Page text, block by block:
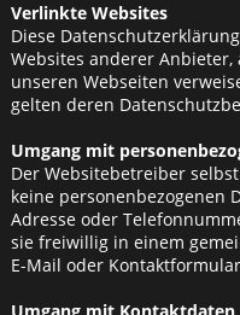
Verlinkte Websites
Diese
Websites anderer
unseren Webseiten
gelten deren
Umgang mit
Der Websitebetreiber
keine personenbezogenen
Adresse oder
sie freiwillig in einem
E-Mail oder